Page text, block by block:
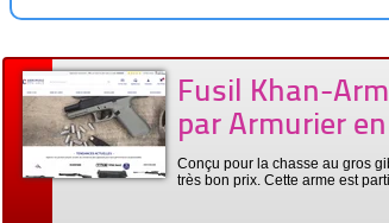
Fusil Khan-
par Armurier
Conçu pour la chasse au gros
très bon prix. Cette arme est